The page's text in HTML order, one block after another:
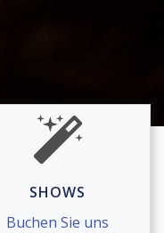
SHOWS
Buchen Sie uns